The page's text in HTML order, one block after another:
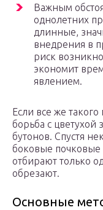
Важным
однолетних
длинные,
внедрения в
риск
экономит
явлением.
Если все же такого
борьба с цветухой
бутонов. Спустя
боковые почковые
отбирают только
обрезают.
Основные